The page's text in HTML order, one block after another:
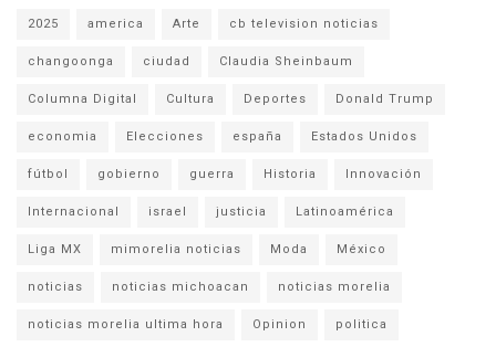
2025 america Arte cb television noticias
changoonga ciudad Claudia Sheinbaum
Columna Digital Cultura Deportes Donald Trump
economia Elecciones españa Estados Unidos
fútbol gobierno guerra Historia Innovación
Internacional israel justicia Latinoamérica
Liga MX mimorelia noticias Moda México
noticias noticias michoacan noticias morelia
noticias morelia ultima hora Opinion politica